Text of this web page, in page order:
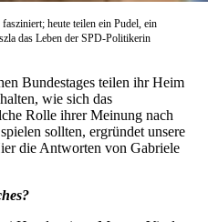
heute teilen ein Pudel, ein
das Leben der SPD-Politikerin
Bundestages teilen ihr Heim
wie sich das
Rolle ihrer Meinung nach
sollten, ergründet unsere
die Antworten von Gabriele